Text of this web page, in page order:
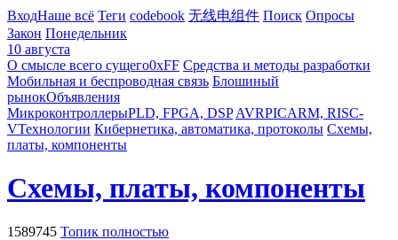
ВходНаше всё Теги codebook 无线电组件 Поиск Опросы
Закон Понедельник
10 августа
О смысле всего сущего0xFF Средства и методы разработки
Мобильная и беспроводная связь Блошиный
рынокОбъявления
МикроконтроллерыPLD, FPGA, DSP AVRPICARM, RISC-
VТехнологии Кибернетика, автоматика, протоколы Схемы,
платы, компоненты
Схемы, платы, компоненты
1589745 Топик полностью